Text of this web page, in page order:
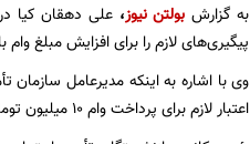
به گزارش بولتن نیوز، علی دهقان کیا
پیگیری‌های لازم را برای افزایش مبلغ
وی با اشاره به اینکه مدیرعامل
اعتبار لازم برای پرداخت وام ۱۰ میلیون تومانی به بازنشستگان هر چه زودتر مهیا شود.